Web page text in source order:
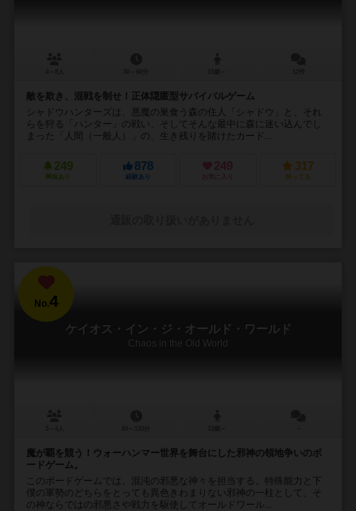
敵を欺き、混戦を制せ！正体隠匿型サバイバルゲーム
シャドウハンターズは、悪魔の巣食う森の住人「シャドウ」と、それ
らを狩る「ハンター」の戦い、そしてそんな最中に森に迷い込んでし
まった「人間（一般人）」の、生き残りを賭けたカード...
249
興味あり
878
経験あり
249
お気に入り
317
持ってる
No.4
ケイオス・イン・ジ・オールド・ワールド
Chaos in the Old World
魔が覇を競う！ウォーハンマー世界を舞台にした邪神の領地争いのボ
ードゲーム。
このボードゲームでは、混沌の邪悪な神々を担当する。特殊能力と下
僕の軍勢のどちらをとっても異色きわまりない邪神の一柱として、そ
の神ならではの邪悪さや戦力を駆使してオールドワール...